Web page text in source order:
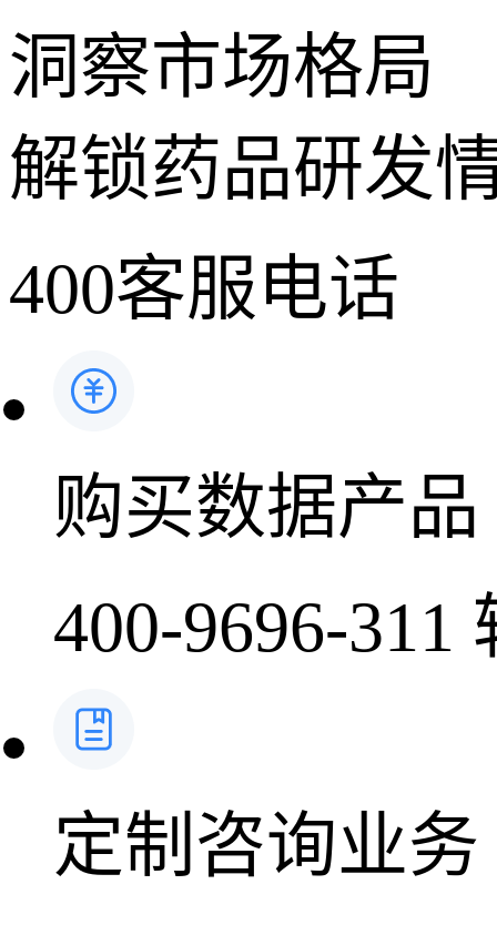
洞察市场格局
解锁药品研发
400客服电话
购买数据产品
400-9696-311
定制咨询业务